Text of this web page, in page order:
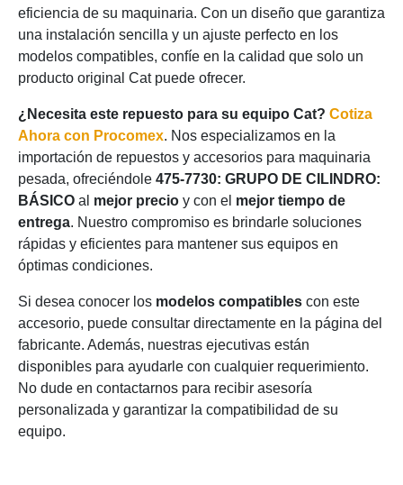
eficiencia de su maquinaria. Con un diseño que garantiza
una instalación sencilla y un ajuste perfecto en los
modelos compatibles, confíe en la calidad que solo un
producto original Cat puede ofrecer.
¿Necesita este repuesto para su equipo Cat? Cotiza
Ahora con Procomex. Nos especializamos en la
importación de repuestos y accesorios para maquinaria
pesada, ofreciéndole 475-7730: GRUPO DE CILINDRO:
BÁSICO al mejor precio y con el mejor tiempo de
entrega. Nuestro compromiso es brindarle soluciones
rápidas y eficientes para mantener sus equipos en
óptimas condiciones.
Si desea conocer los modelos compatibles con este
accesorio, puede consultar directamente en la página del
fabricante. Además, nuestras ejecutivas están
disponibles para ayudarle con cualquier requerimiento.
No dude en contactarnos para recibir asesoría
personalizada y garantizar la compatibilidad de su
equipo.